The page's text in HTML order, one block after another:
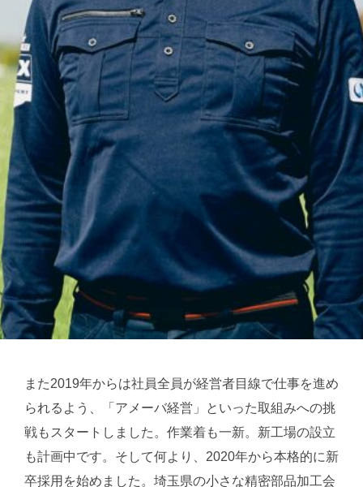
また2019年からは社員全員が経営者目線で仕事を進め
られるよう、「アメーバ経営」といった取組みへの挑
戦もスタートしました。作業着も一新。新工場の設立
も計画中です。そして何より、2020年から本格的に新
卒採用を始めました。埼玉県の小さな精密部品加工会